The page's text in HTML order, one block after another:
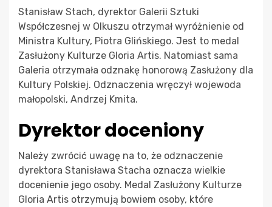
Stanisław Stach, dyrektor Galerii Sztuki
Współczesnej w Olkuszu otrzymał wyróżnienie od
Ministra Kultury, Piotra Glińskiego. Jest to medal
Zasłużony Kulturze Gloria Artis. Natomiast sama
Galeria otrzymała odznakę honorową Zasłużony dla
Kultury Polskiej. Odznaczenia wręczył wojewoda
małopolski, Andrzej Kmita.
Dyrektor doceniony
Należy zwrócić uwagę na to, że odznaczenie
dyrektora Stanisława Stacha oznacza wielkie
docenienie jego osoby. Medal Zasłużony Kulturze
Gloria Artis otrzymują bowiem osoby, które